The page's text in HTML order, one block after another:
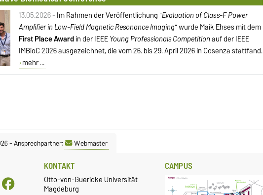
13.05.2026 -Im Rahmen der Veröffentlichung "Evaluation of Class-F Power
Amplifier in Low-Field Magnetic Resonance Imaging" wurde Maik Ehses mit dem
First Place Awardin der IEEEYoung Professionals Competitionauf der IEEE
IMBioC 2026 ausgezeichnet, die vom 26. bis 29. April 2026 in Cosenza stattfand.
mehr ...
-Ansprechpartner: Webmaster
KONTAKT
Otto-von-Guericke Universität
Magdeburg
CAMPUS